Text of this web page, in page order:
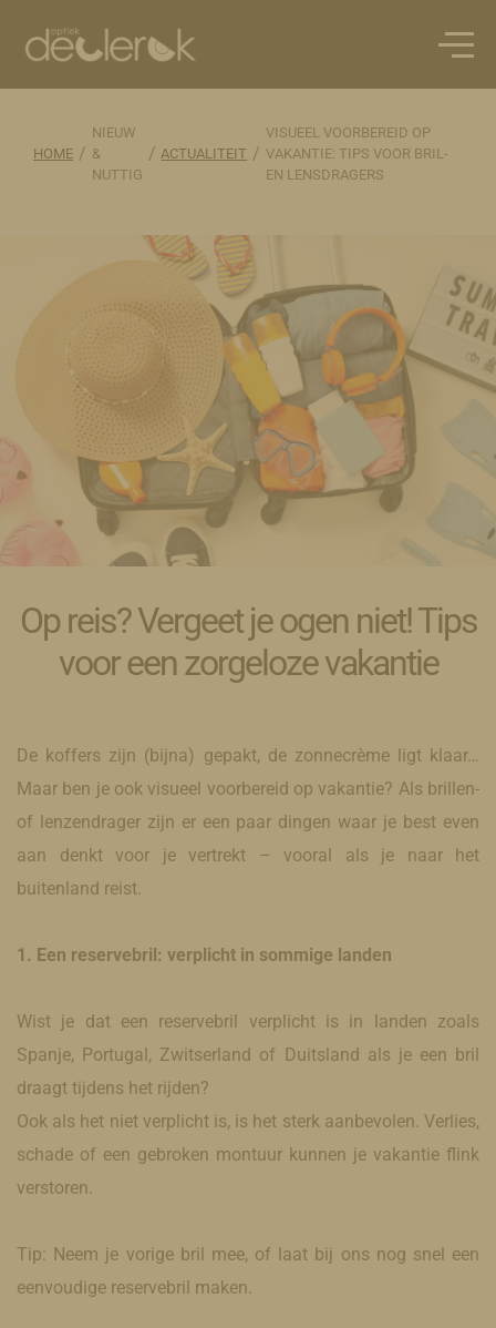
HOME /
NIEUW
&
NUTTIG
/ ACTUALITEIT /
VISUEEL VOORBEREID OP
VAKANTIE: TIPS VOOR BRIL-
EN LENSDRAGERS
Op reis? Vergeet je ogen niet! Tips
voor een zorgeloze vakantie
De koffers zijn (bijna) gepakt, de zonnecrème ligt klaar…
Maar ben je ook visueel voorbereid op vakantie? Als brillen-
of lenzendrager zijn er een paar dingen waar je best even
aan denkt voor je vertrekt – vooral als je naar het
buitenland reist.
1. Een reservebril: verplicht in sommige landen
Wist je dat een reservebril verplicht is in landen zoals
Spanje, Portugal, Zwitserland of Duitsland als je een bril
draagt tijdens het rijden?
Ook als het niet verplicht is, is het sterk aanbevolen. Verlies,
schade of een gebroken montuur kunnen je vakantie flink
verstoren.
Tip: Neem je vorige bril mee, of laat bij ons nog snel een
eenvoudige reservebril maken.